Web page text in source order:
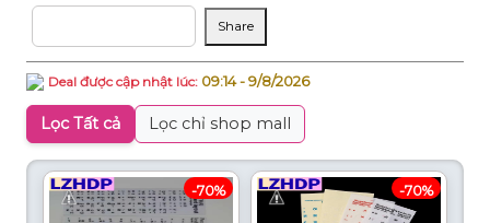
Share
Deal được cập nhật lúc: 09:14 - 9/8/2026
Lọc Tất cả Lọc chỉ shop mall
-70% -70%